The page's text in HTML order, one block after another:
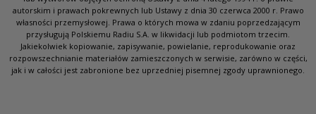
autorskim i prawach pokrewnych lub Ustawy z dnia 30 czerwca 2000 r. Prawo
własności przemysłowej. Prawa o których mowa w zdaniu poprzedzającym
przysługują Polskiemu Radiu S.A. w likwidacji lub podmiotom trzecim.
Jakiekolwiek kopiowanie, zapisywanie, powielanie, reprodukowanie oraz
rozpowszechnianie materiałów zamieszczonych w serwisie, zarówno w części,
jak i w całości jest zabronione bez uprzedniej pisemnej zgody uprawnionego.